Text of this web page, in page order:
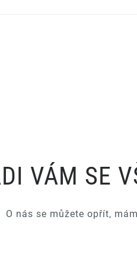
VÁM SE
O nás se můžete opřít,